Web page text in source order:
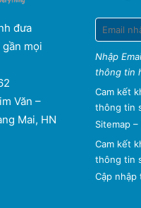
đưa
mọi
Văn –
Mai, HN
Nhập
thông tin
Cam kết
thông tin
Sitemap –
Cam kết
thông tin
Cập nhập